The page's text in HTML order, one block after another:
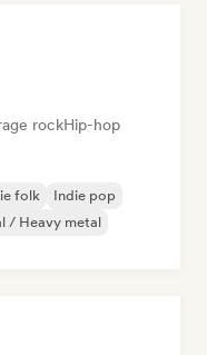
rockHip-hop
folk
Indie pop
/ Heavy metal